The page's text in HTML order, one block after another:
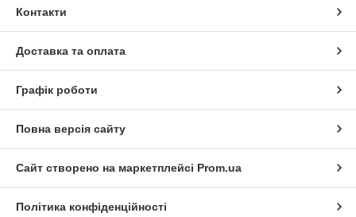
Контакти
Доставка та оплата
Графік роботи
Повна версія сайту
Сайт створено на маркетплейсі Prom.ua
Політика конфіденційності